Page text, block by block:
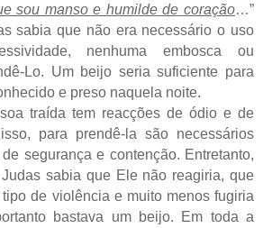
sou manso e humilde de coração…”
sabia que não era necessário o uso
nenhuma embosca ou
Lo. Um beijo seria suficiente para
e preso naquela noite.
traída tem reacções de ódio e de
para prendê-la são necessários
segurança e contenção. Entretanto,
sabia que Ele não reagiria, que
de violência e muito menos fugiria
bastava um beijo. Em toda a